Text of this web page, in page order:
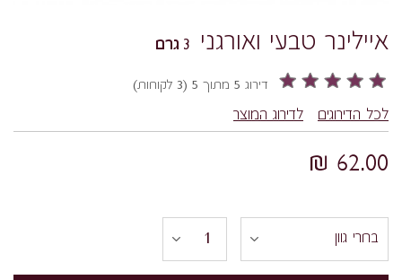
איילינר טבעי ואורגני 3 גרם
דירוג 5 מתוך 5 (3 לקוחות)
לכל הדירוגים לדירוג המוצר
62.00 ₪